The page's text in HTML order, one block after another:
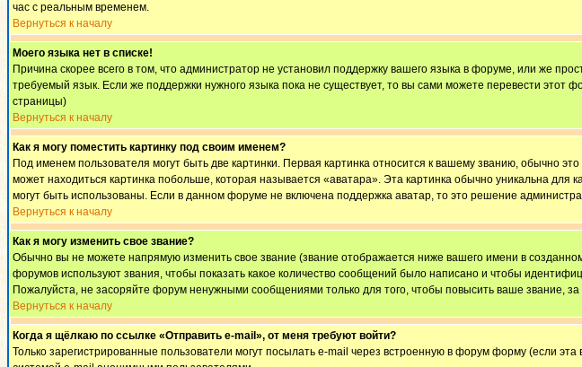
час с реальным временем.
Вернуться к началу
Моего языка нет в списке!
Причина скорее всего в том, что администратор не установил поддержку вашего языка в форуме, или же
требуемый язык. Если же поддержки нужного языка пока не существует, то вы сами можете перевести
страницы)
Вернуться к началу
Как я могу поместить картинку под своим именем?
Под именем пользователя могут быть две картинки. Первая картинка относится к вашему званию, обычно
может находиться картинка побольше, которая называется «аватара». Эта картинка обычно уникальна для
могут быть использованы. Если в данном форуме не включена поддержка аватар, то это решение
Вернуться к началу
Как я могу изменить свое звание?
Обычно вы не можете напрямую изменить свое звание (звание отображается ниже вашего имени в
форумов используют звания, чтобы показать какое количество сообщений было написано и чтобы
Пожалуйста, не засоряйте форум ненужными сообщениями только для того, чтобы повысить ваше звание,
Вернуться к началу
Когда я щёлкаю по ссылке «Отправить e-mail», от меня требуют войти?
Только зарегистрированные пользователи могут посылать e-mail через встроенную в форум форму (если